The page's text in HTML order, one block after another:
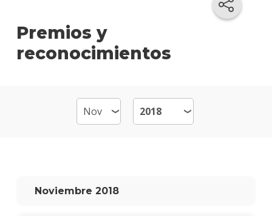
Premios y
reconocimientos
Noviembre 2018